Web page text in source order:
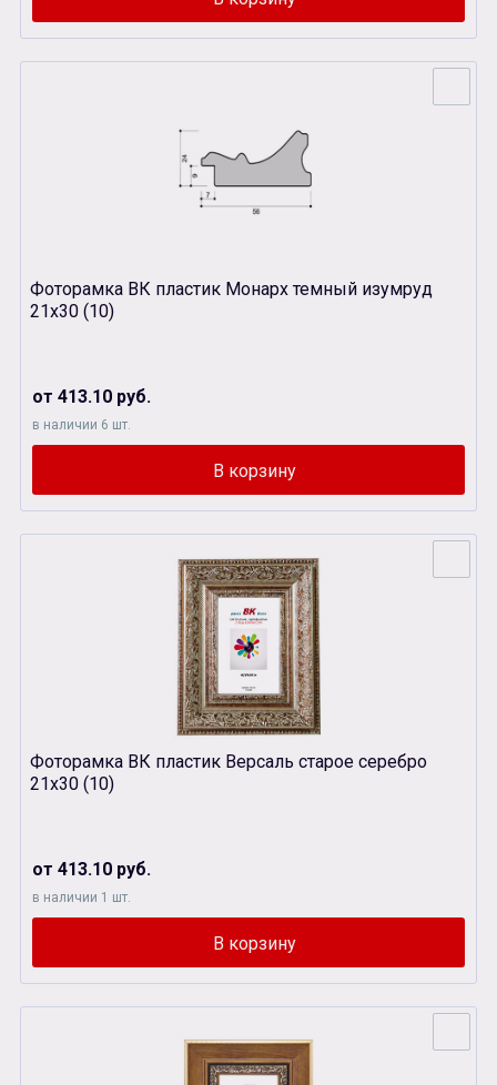
Фоторамка ВК пластик Монарх темный изумруд
21х30 (10)
от 413.10 руб.
в наличии 6 шт.
Фоторамка ВК пластик Версаль старое серебро
21х30 (10)
от 413.10 руб.
в наличии 1 шт.